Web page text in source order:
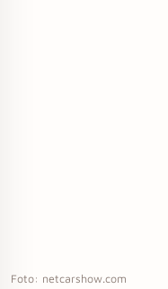
Foto: netcarshow.com